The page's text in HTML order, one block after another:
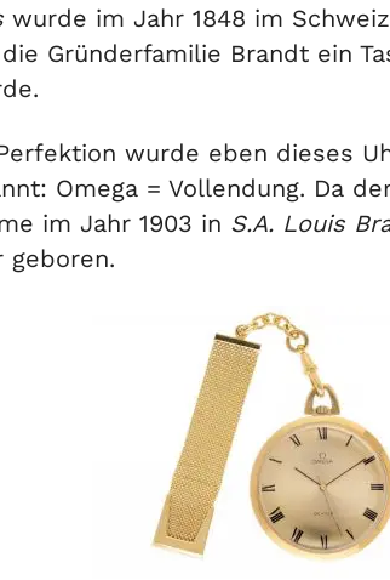
wurde im Jahr 1848 im
Gründerfamilie Brandt ein
wurde eben dieses
Omega = Vollendung. Da
im Jahr 1903 in S.A. Louis
geboren.